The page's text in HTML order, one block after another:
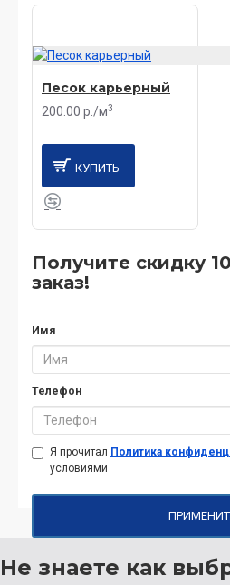
Песок карьерный
200.00 р./м3
КУПИТЬ
Получите скидку
заказ!
Имя
Телефон
Я прочитал Политика
условиями
Не знаете как